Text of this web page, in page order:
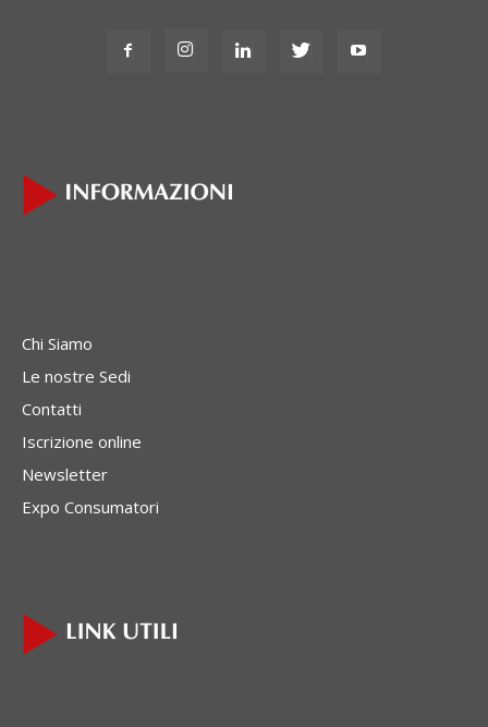
Chi Siamo
Le nostre Sedi
Contatti
Iscrizione online
Newsletter
Expo Consumatori